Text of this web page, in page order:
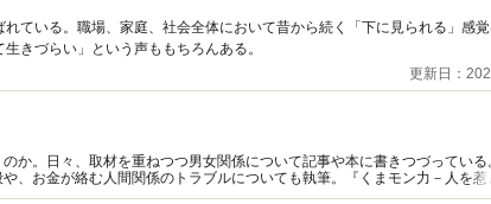
ている。職場、家庭、社会全体において昔から続く「下に見られる」感
きづらい」という声ももちろんある。
更新日：
か。日々、取材を重ねつつ男女関係について記事や本に書きつづっている
、お金が絡む人間関係のトラブルについても執筆。『くまモン力－人を